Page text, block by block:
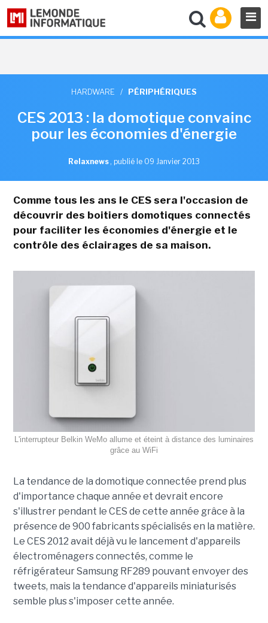
HARDWARE / PÉRIPHÉRIQUES
CES 2013 : la domotique convainc
pour les économies d'énergie
Relaxnews , publié le 09 Janvier 2013
Comme tous les ans le CES sera l'occasion de
découvrir des boitiers domotiques connectés
pour faciliter les économies d'énergie et le
contrôle des éclairages de sa maison.
L'interrupteur Belkin WeMo allume et éteint à distance des luminaires
grâce au WiFi
La tendance de la domotique connectée prend plus
d'importance chaque année et devrait encore
s'illustrer pendant le CES de cette année grâce à la
présence de 900 fabricants spécialisés en la matière.
Le CES 2012 avait déjà vu le lancement d'appareils
électroménagers connectés, comme le
réfrigérateur Samsung RF289 pouvant envoyer des
tweets, mais la tendance d'appareils miniaturisés
semble plus s'imposer cette année.